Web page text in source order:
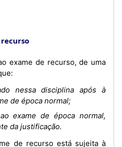
nessa disciplina após à
de época normal;
exame de época normal,
da justificação.